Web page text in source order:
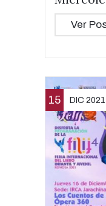
Ver
15 DIC 2021